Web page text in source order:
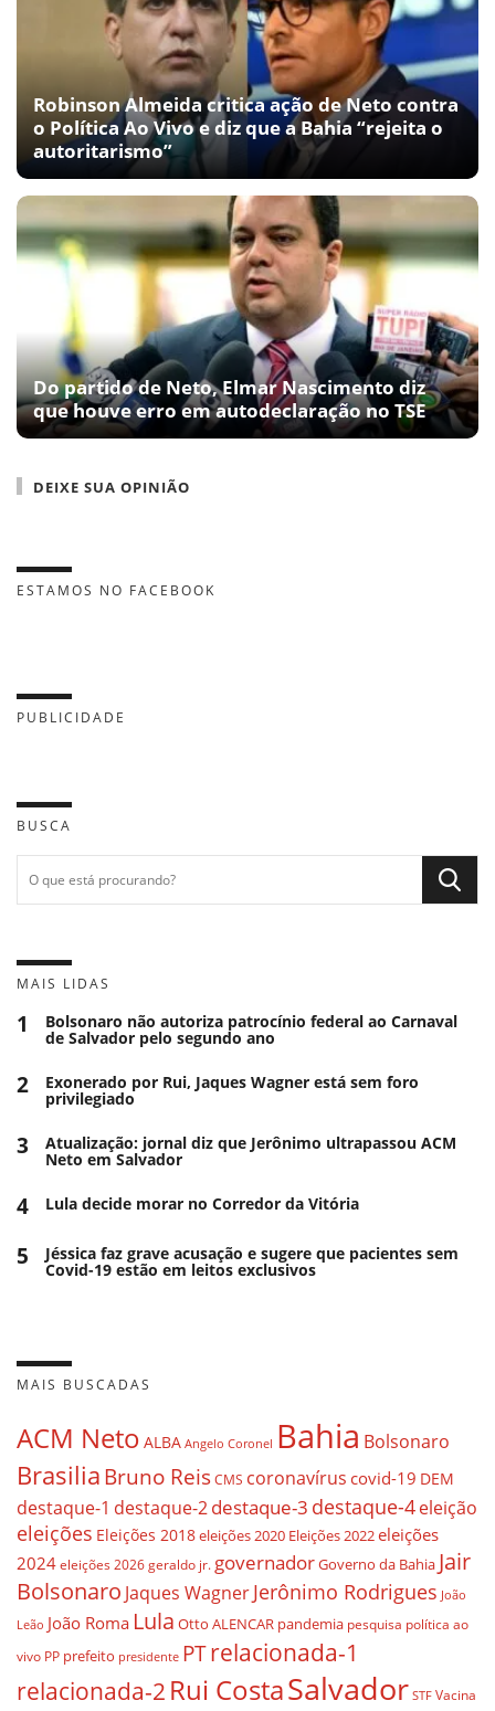
Robinson Almeida critica ação de Neto contra
o Política Ao Vivo e diz que a Bahia “rejeita o
autoritarismo”
Do partido de Neto, Elmar Nascimento diz
que houve erro em autodeclaração no TSE
DEIXE SUA OPINIÃO
ESTAMOS NO FACEBOOK
PUBLICIDADE
BUSCA
MAIS LIDAS
1 Bolsonaro não autoriza patrocínio federal ao Carnaval
de Salvador pelo segundo ano
2 Exonerado por Rui, Jaques Wagner está sem foro
privilegiado
3 Atualização: jornal diz que Jerônimo ultrapassou ACM
Neto em Salvador
4 Lula decide morar no Corredor da Vitória
5 Jéssica faz grave acusação e sugere que pacientes sem
Covid-19 estão em leitos exclusivos
MAIS BUSCADAS
ACM Neto ALBA Angelo Coronel Bahia Bolsonaro
BrasiliaBruno ReisCMS coronavírus covid-19 DEM
destaque-1 destaque-2destaque-3 destaque-4eleição
eleições Eleições 2018eleições 2020 Eleições 2022eleições
2024 eleições 2026 geraldo jr. governadorGoverno da Bahia Jair
Bolsonaro Jaques WagnerJerônimo Rodrigues João
Leão João Roma Lula Otto ALENCAR pandemia pesquisa política ao
vivo PP prefeito presidente PTrelacionada-1
relacionada-2 Rui CostaSalvador STF Vacina